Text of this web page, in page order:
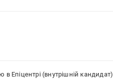
в Епіцентрі (внутрішній кандидат)